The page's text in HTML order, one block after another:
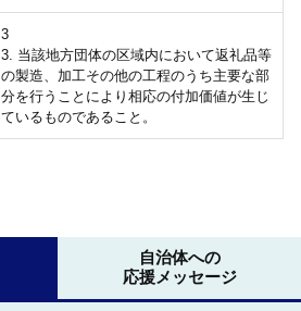
3
3. 当該地方団体の区域内において返礼品等
の製造、加工その他の工程のうち主要な部
分を行うことにより相応の付加価値が生じ
ているものであること。
自治体への
応援メッセージ